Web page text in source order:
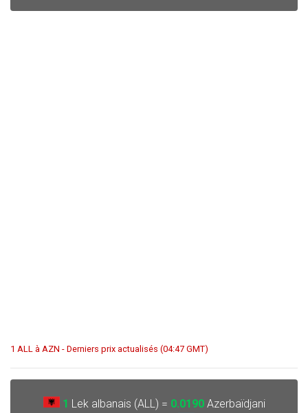
1 ALL à AZN - Derniers prix actualisés (04:47 GMT)
1 Lek albanais (ALL) = 0.0190Azerbaïdjani